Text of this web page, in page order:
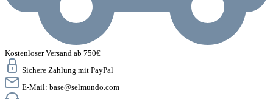
Kostenloser Versand ab 750€
Sichere Zahlung mit PayPal
E-Mail: base@selmundo.com